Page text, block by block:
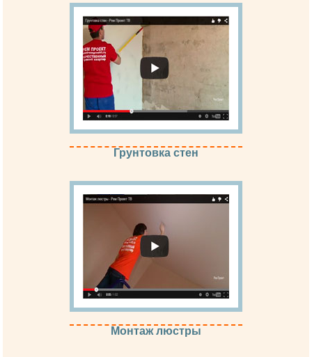
Грунтовка стен
Монтаж люстры